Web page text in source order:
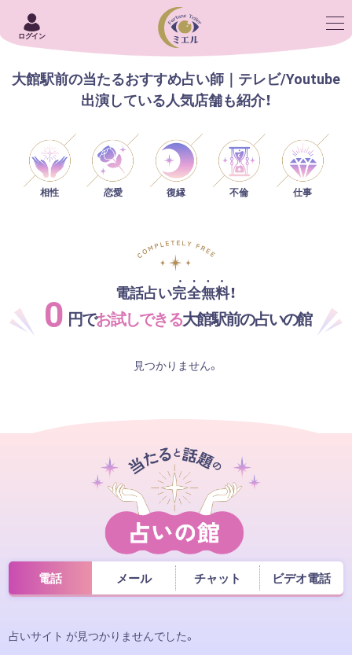
ログイン
大館駅前の当たるおすすめ占い師｜テレビ/Youtube
出演している人気店舗も紹介！
相性 恋愛 復縁 不倫 仕事
電話占い完全無料！
0 円でお試しできる大館駅前の占いの館
見つかりません。
電話 メール チャット ビデオ電話
占いサイト が見つかりませんでした。